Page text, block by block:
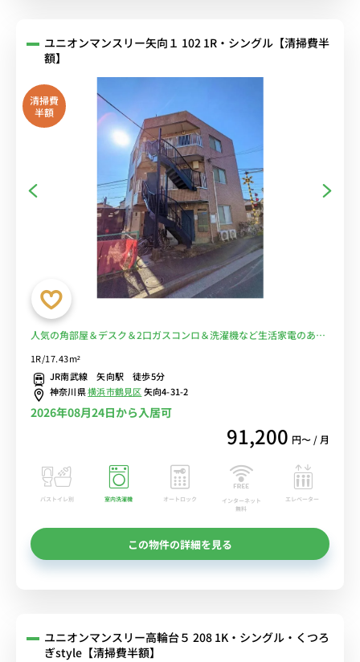
ユニオンマンスリー矢向１ 102 1R・シングル【清掃費半
額】
清掃費
半額
人気の角部屋＆デスク＆2口ガスコンロ＆洗濯機など生活家電のある
のスーパーマーケット「西友」へ徒歩5分■選べるWi-Fi格安レンタル
中！
1R/17.43m²
JR南武線 矢向駅 徒歩5分
神奈川県横浜市鶴見区矢向4-31-2
2026年08月24日から入居可
91,200 円〜 / 月
バストイレ別 室内洗濯機 オートロック
インターネット
無料
エレベーター
この物件の詳細を見る
ユニオンマンスリー高輪台５ 208 1K・シングル・くつろ
ぎstyle【清掃費半額】